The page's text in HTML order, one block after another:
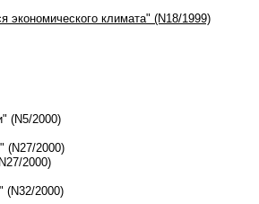
климата" (N18/1999)
(N5/2000)
(N27/2000)
2000)
(N32/2000)